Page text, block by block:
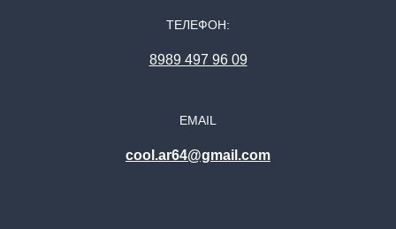
ТЕЛЕФОН:
8989 497 96 09
EMAIL
cool.ar64@gmail.com